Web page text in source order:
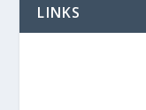
LINKS